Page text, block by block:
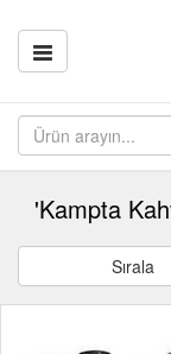
'Kampta
Sırala